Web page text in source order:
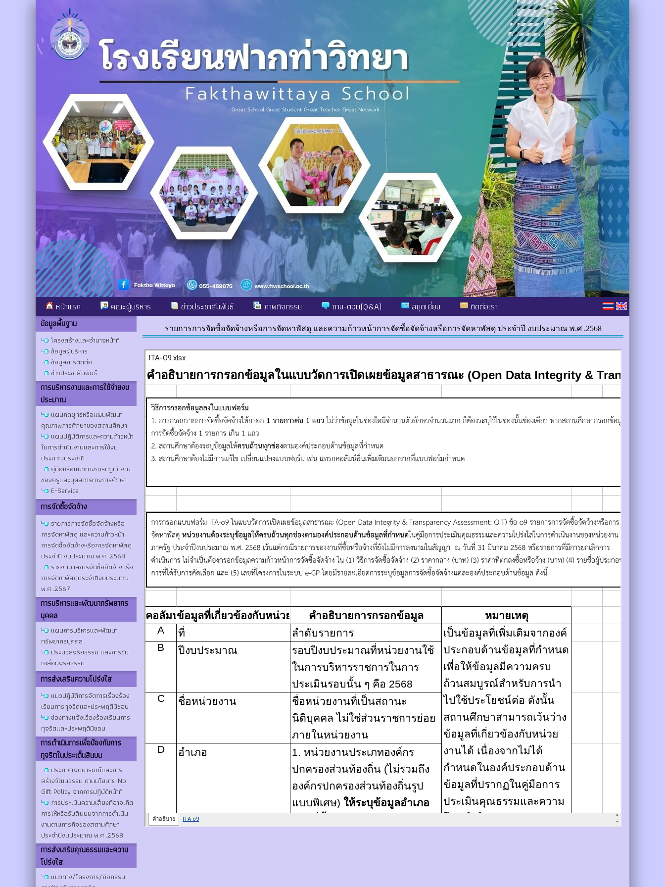
หน้าแรก คณะผู้บริหาร ข่าวประชาสัมพันธ์ ภาพกิจกรรม ถาม-ตอบ(Q&A) สมุดเยี่ยม ติดต่อเรา
ข้อมูลพื้นฐาน
โครงสร้างและอำนาจหน้าที่
ข้อมูลผู้บริหาร
ข้อมูลการติดต่อ
ข่าวประชาสัมพันธ์
การบริหารงานและการใช้จ่ายงบ
ประมาณ
แผนกลยุทธ์หรือแผนพัฒนา
คุณภาพการศึกษาของสถานศึกษา
แผนปฏิบัติการและความก้าวหน้า
ในการดำเนินงานและการใช้งบ
ประมาณประจำปี
คู่มือหรือแนวทางการปฏิบัติงาน
ของครูและบุคลากรทางการศึกษา
E-Service
การจัดซื้อจัดจ้าง
รายการการจัดซื้อจัดจ้างหรือ
การจัดหาพัสดุ และความก้าวหน้า
การจัดซื้อจัดจ้างหรือการจัดหาพัสดุ
ประจำปี งบประมาณ พ.ศ .2568
รายงานผลการจัดซื้อจัดจ้างหรือ
การจัดหาพัสดุประจำปีงบประมาณ
พ.ศ .2567
การบริหารและพัฒนาทรัพยากร
บุคคล
แผนการบริหารและพัฒนา
ทรัพยากรบุคคล
ประมวลจริยธรรม และการขับ
เคลื่อนจริยธรรม
การส่งเสริมความโปร่งใส
แนวปฏิบัติการจัดการเรื่องร้อง
เรียนการทุจริตและประพฤติมิชอบ
ช่องทางแจ้งเรื่องร้องเรียนการ
ทุจริตและประพฤติมิชอบ
การดําเนินการเพื่อป้องกันการ
ทุจริตในประเด็นสินบน
ประกาศเจตนารมณ์และการ
สร้างวัฒนธรรม ตามนโยบาย No
Gift Policy จากการปฏิบัติหน้าที่
การประเมินความเสี่ยงที่อาจเกิด
การให้หรือรับสินบนจากการดำเนิน
งานตามภารกิจของสถานศึกษา
ประจำปีงบประมาณ พ.ศ .2568
การส่งเสริมคุณธรรมและความ
โปร่งใส
แนวทาง/โครงการ/กิจกรรม
รายการการจัดซื้อจัดจ้างหรือการจัดหาพัสดุ และความก้าวหน้าการจัดซื้อจัดจ้างหรือการจัดหาพัสดุ ประจำปี งบประมาณ พ.ศ .2568